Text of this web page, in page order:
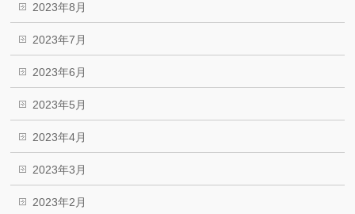
2023年8月
2023年7月
2023年6月
2023年5月
2023年4月
2023年3月
2023年2月